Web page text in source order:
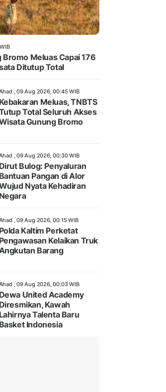
Bromo Meluas Capai 176
Ditutup Total
, 09 Aug 2026, 00:45 WIB
Kebakaran Meluas, TNBTS
Total Seluruh Akses
Gunung Bromo
, 09 Aug 2026, 00:30 WIB
Dirut Bulog: Penyaluran
Bantuan Pangan di Alor
Nyata Kehadiran
Negara
, 09 Aug 2026, 00:15 WIB
Polda Kaltim Perketat
Pengawasan Kelaikan Truk
Barang
, 09 Aug 2026, 00:03 WIB
Dewa United Academy
Diresmikan, Kawah
Lahirnya Talenta Baru
Basket Indonesia